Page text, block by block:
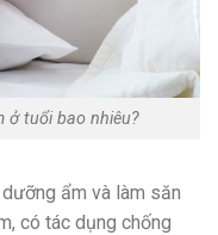
ở tuổi bao nhiêu?
ẩm và làm săn
có tác dụng chống